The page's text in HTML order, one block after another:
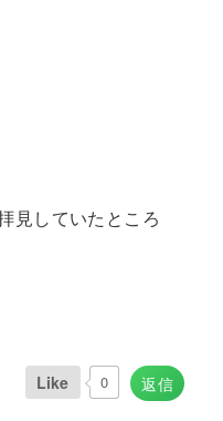
見していたところ
返信
Like 0